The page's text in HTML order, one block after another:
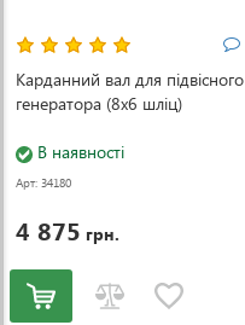
Карданний вал для підвісного
генератора (8x6 шліц)
В наявності
Арт: 34180
4 875 грн.